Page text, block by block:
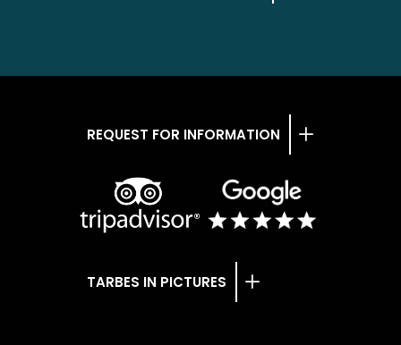
REQUEST FOR INFORMATION
TARBES IN PICTURES